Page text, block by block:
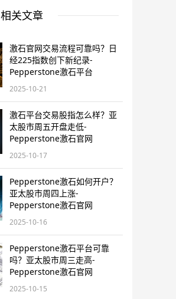
相关文章
激石官网交易流程可靠吗？日
经225指数创下新纪录-
Pepperstone激石平台
2025-10-21
激石平台交易股指怎么样？亚
太股市周五开盘走低-
Pepperstone激石官网
2025-10-17
Pepperstone激石如何开户？
亚太股市周四上涨-
Pepperstone激石官网
2025-10-16
Pepperstone激石平台可靠
吗？亚太股市周三走高-
Pepperstone激石官网
2025-10-15